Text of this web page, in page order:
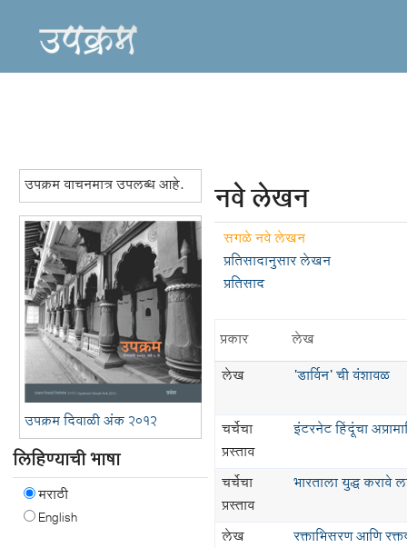
उपक्रम वाचनमात्र उपलब्ध आहे.
उपक्रम दिवाळी अंक २०१२
लिहिण्याची भाषा
मराठी
English
नवे लेखन
सगळे नवे लेखन
प्रतिसादानुसार लेखन
प्रतिसाद
प्रकार
लेख
लेख
'डार्विन' ची वंशावळ
चर्चेचा
प्रस्ताव
इंटरनेट हिंदूंचा
चर्चेचा
प्रस्ताव
भारताला युद्ध करावे
लेख रक्ताभिसरण आणि